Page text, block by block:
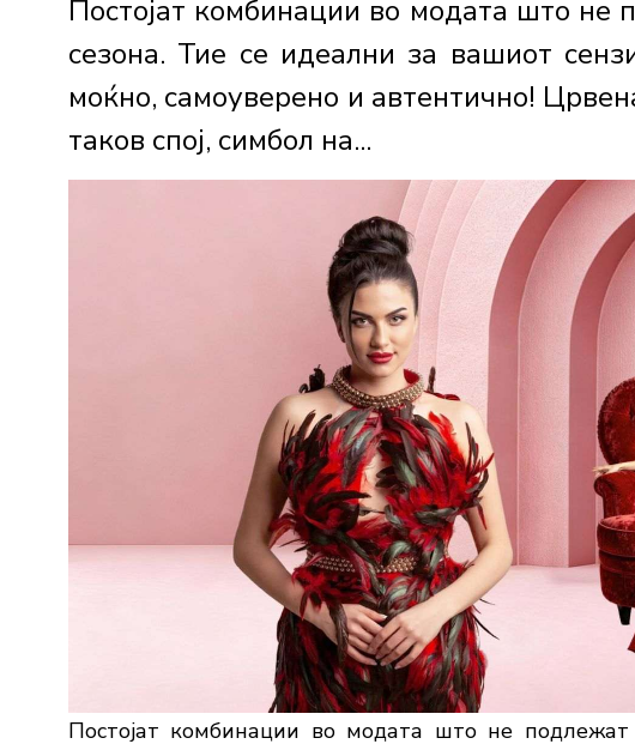
Постојат комбинации во модата што не
сезона. Тие се идеални за вашиот
моќно, самоуверено и автентично!
таков спој, симбол на...
Постојат комбинации во модата што не